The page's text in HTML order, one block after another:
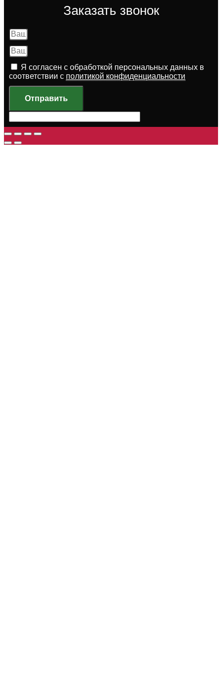
Заказать звонок
Я согласен с обработкой персональных данных в
соответствии с политикой конфиденциальности
Отправить